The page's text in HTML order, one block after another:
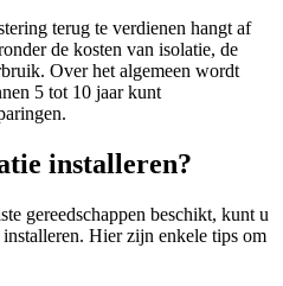
terug te verdienen hangt af
de kosten van isolatie, de
Over het algemeen wordt
5 tot 10 jaar kunt
installeren?
gereedschappen beschikt, kunt u
Hier zijn enkele tips om